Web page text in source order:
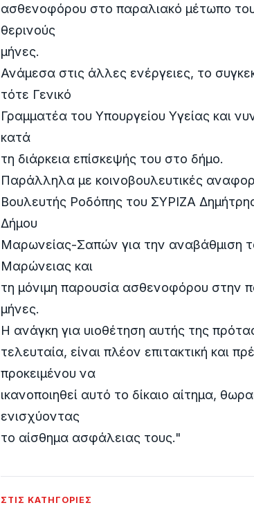
ασθενοφόρου στο παραλιακό μέτωπο
θερινούς
μήνες.
Ανάμεσα στις άλλες ενέργειες, το
τότε Γενικό
Γραμματέα του Υπουργείου Υγείας και
κατά
τη διάρκεια επίσκεψής του στο δήμο.
Παράλληλα με κοινοβουλευτικές
Βουλευτής Ροδόπης του ΣΥΡΙΖΑ
Δήμου
Μαρωνείας-Σαπών για την αναβάθμιση
Μαρώνειας και
τη μόνιμη παρουσία ασθενοφόρου στην
μήνες.
Η ανάγκη για υιοθέτηση αυτής της
τελευταία, είναι πλέον επιτακτική και
προκειμένου να
ικανοποιηθεί αυτό το δίκαιο αίτημα,
ενισχύοντας
το αίσθημα ασφάλειας τους."
ΣΤΙΣ ΚΑΤΗΓΟΡΊΕΣ